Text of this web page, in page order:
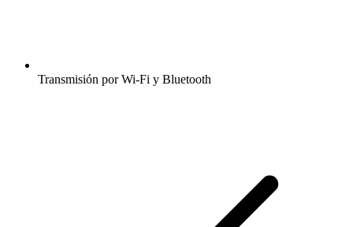
Transmisión por Wi-Fi y Bluetooth